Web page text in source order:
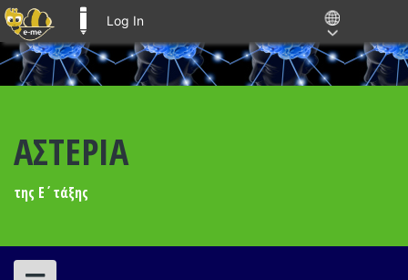
ΑΣΤΕΡΙΑ
της Ε΄τάξης
Log In